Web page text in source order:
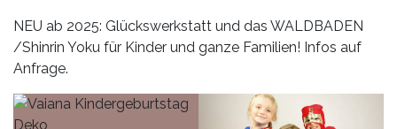
NEU ab 2025: Glückswerkstatt und das WALDBADEN
/Shinrin Yoku für Kinder und ganze Familien! Infos auf
Anfrage.